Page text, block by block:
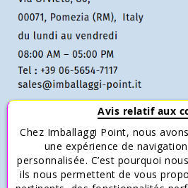
Service Client
Condizioni di vendita
Avis relatif aux
Chez Imballaggi Point, nous
une expérience de
personnalisée. C’est pourquoi
ils nous permettent de vous